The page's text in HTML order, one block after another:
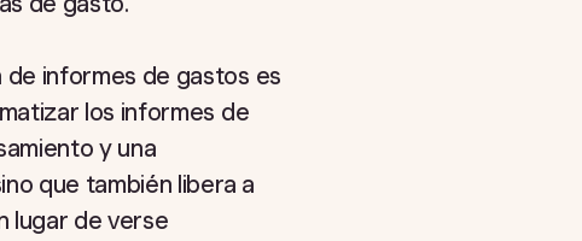
informes de gastos es
los informes de
y una
que también libera a
lugar de verse